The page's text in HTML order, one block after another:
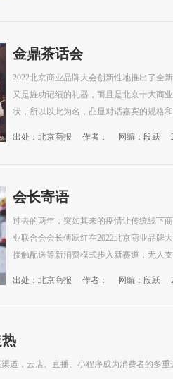
金鼎茶话会
2022北京商业品牌大会创新性地推出了全
又是旌功记绩的礼器，而且是北京十大商
状，所以以此为名，凸显对话嘉宾的规格
出处：北京商报 作者： 网编：段跃
会长寄语
过去的两年，突如其来的疫情让传统线下
业联合会会长傅跃红在2022北京商业品牌
接触配送等新消费模式步入新赛道，无人
出处：北京商报 作者： 网编：段跃
道，云店、直播、小程序成为消费者的多重